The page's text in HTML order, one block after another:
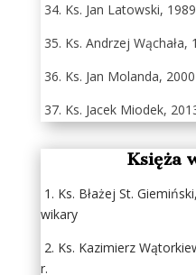
34. Ks. Jan Latowski,
35. Ks. Andrzej Wąchała,
36. Ks. Jan Molanda,
37. Ks. Jacek Miodek,
Księża
1. Ks. Błażej St.
wikary
2. Ks. Kazimierz
r.